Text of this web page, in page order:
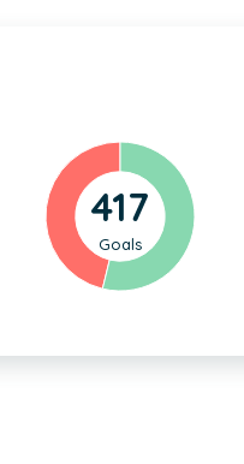
417
Goals